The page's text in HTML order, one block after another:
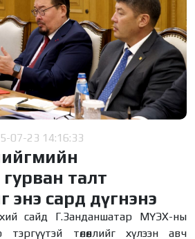
07-23 14:16:33
талт
энэ сард дүгнэнэ
сайд Г.Занданшатар МҮЭХ-ны
тэргүүтэй төлөөллийг хүлээн авч